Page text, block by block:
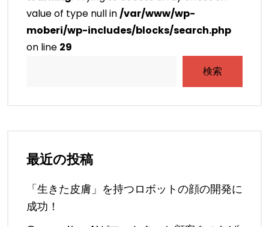
value of type null in/var/www/wp-
moberi/wp-includes/blocks/search.php
on line 29
検索
最近の投稿
「生きた皮膚」を持つロボットの顔の開発に
成功！